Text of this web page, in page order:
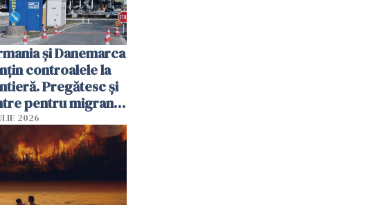
și Danemarca
controalele la
Pregătesc și
pentru migranții
din UE
2026